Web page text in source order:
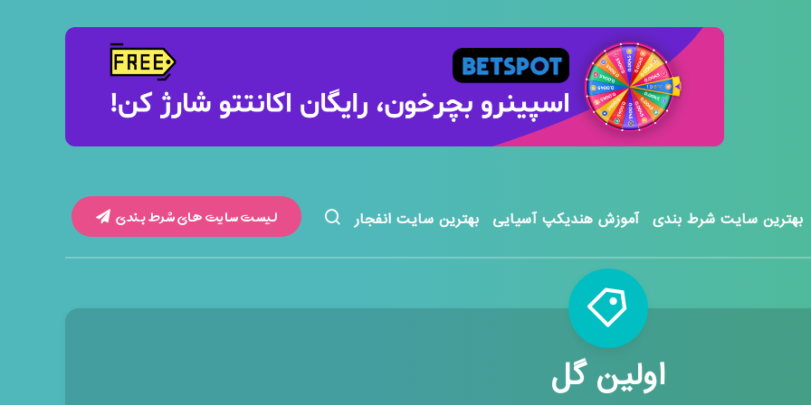
بهترین سایت شرط بندی آموزش هندیکپ آسیایی بهترین سایت انفجار لیست سایت های شرط بندی
اولین گل